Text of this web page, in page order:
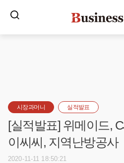
시장과머니 실적발표
[실적발표] 위메이드,
이씨씨, 지역난방공사
2020-11-11 18:50:21